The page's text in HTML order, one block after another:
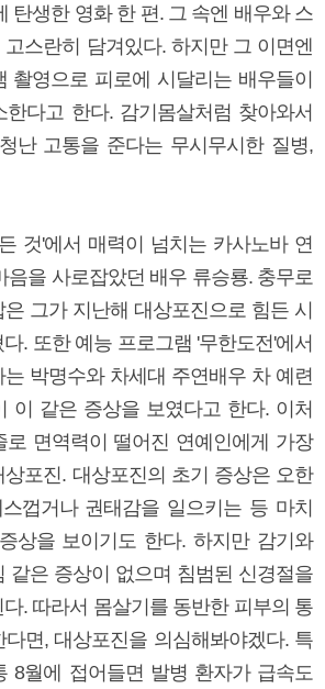
탄생한 영화 한 편. 그 속엔 배우와 스
스란히 담겨있다. 하지만 그 이면엔
촬영으로 피로에 시달리는 배우들이
한다고 한다. 감기몸살처럼 찾아와서
난 고통을 준다는 무시무시한 질병,
것'에서 매력이 넘치는 카사노바 연
음을 사로잡았던 배우 류승룡. 충무로
그가 지난해 대상포진으로 힘든 시
. 또한 예능 프로그램 '무한도전'에서
박명수와 차세대 주연배우 차 예련
이 같은 증상을 보였다고 한다. 이처
로 면역력이 떨어진 연예인에게 가장
포진. 대상포진의 초기 증상은 오한
껍거나 권태감을 일으키는 등 마치
상을 보이기도 한다. 하지만 감기와
같은 증상이 없으며 침범된 신경절을
. 따라서 몸살기를 동반한 피부의 통
면, 대상포진을 의심해봐야겠다. 특
8월에 접어들면 발병 환자가 급속도